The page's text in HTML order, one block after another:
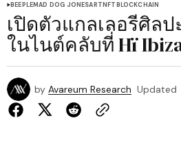
BEEPLEMAD DOG JONESARTNFTBLOCKCHAIN
เปิดตัวแกลเลอรีศิล
ในไนต์คลับที่ Hï
by Avareum Research Updated